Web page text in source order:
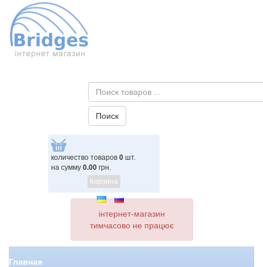
количество товаров 0 шт.
на сумму 0.00 грн.
Корзина
інтернет-магазин
тимчасово не працює
Главная